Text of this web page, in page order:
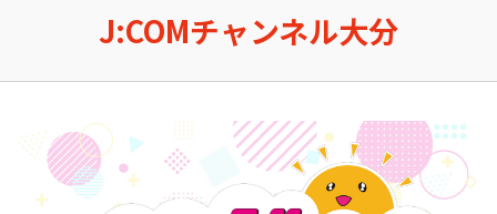
じ
る
ト・優待
Fun！J:COM
J:COM
パーソナルID
ご契約内容確認・変更 マイページ
Netflix利⽤開始について
じ
る
for NETFLIX
（DAZN）
J:COMチャンネル大分